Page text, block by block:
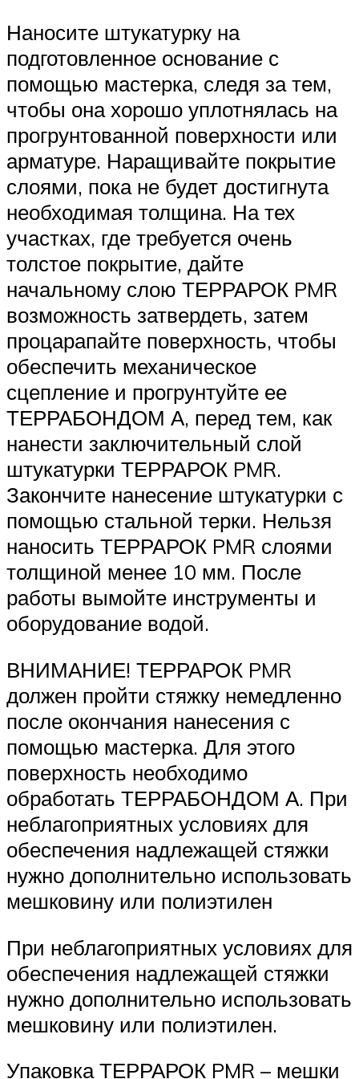
Наносите штукатурку на
подготовленное основание с
помощью мастерка, следя за тем,
чтобы она хорошо уплотнялась на
прогрунтованной поверхности или
арматуре. Наращивайте покрытие
слоями, пока не будет достигнута
необходимая толщина. На тех
участках, где требуется очень
толстое покрытие, дайте
начальному слою ТЕРРАРОК PMR
возможность затвердеть, затем
процарапайте поверхность, чтобы
обеспечить механическое
сцепление и прогрунтуйте ее
ТЕРРАБОНДОМ А, перед тем, как
нанести заключительный слой
штукатурки ТЕРРАРОК PMR.
Закончите нанесение штукатурки с
помощью стальной терки. Нельзя
наносить ТЕРРАРОК PMR слоями
толщиной менее 10 мм. После
работы вымойте инструменты и
оборудование водой.
ВНИМАНИЕ! ТЕРРАРОК PMR
должен пройти стяжку немедленно
после окончания нанесения с
помощью мастерка. Для этого
поверхность необходимо
обработать ТЕРРАБОНДОМ А. При
неблагоприятных условиях для
обеспечения надлежащей стяжки
нужно дополнительно использовать
мешковину или полиэтилен
При неблагоприятных условиях для
обеспечения надлежащей стяжки
нужно дополнительно использовать
мешковину или полиэтилен.
Упаковка ТЕРРАРОК PMR – мешки